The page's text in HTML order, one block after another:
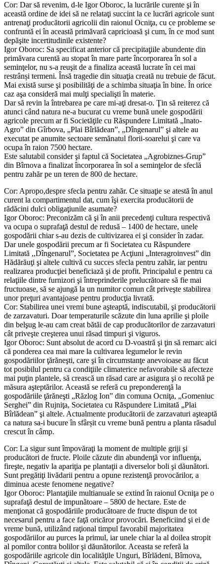
Cor: Dar să revenim, d-le Igor Oboroc, la lucrările curente şi în
această ordine de idei să ne relataţi succint la ce lucrări agricole sunt
antrenaţi producătorii agricolii din raionul Ocniţa, cu ce probleme se
confruntă ei în această primăvară capricioasă şi cum, în ce mod sunt
depăşite incertitudinile existente?
Igor Oboroc: Sa specificat anterior că precipitaţiile abundente din
primăvara curentă au stopat în mare parte încorporarea în sol a
seminţelor, nu s-a reuşit de a finaliza această lucrate în cei mai
restrânși termeni. Însă tragedie din situaţia creată nu trebuie de făcut.
Mai există surse şi posibilităţi de a schimba situaţia în bine. În orice
caz aşa consideră mai mulţi specialişti în materie.
Dar să revin la întrebarea pe care mi-aţi dresat-o. Ţin să reiterez că
atunci când natura ne-a bucurat cu vreme bună unele gospodării
agricole precum ar fi Societăţile cu Răspundere Limitată „Inato-
Agro” din Gîrbova, „Plai Bîrlădean”, „Dîngenarul” şi altele au
executat pe anumite sectoare semănatul florii-soarelui şi care va
ocupa în raion 7500 hectare.
Este salutabil consider şi faptul că Societatea „Agrobiznes-Grup”
din Bîrnova a finalizat încorporarea în sol a seminţelor de sfeclă
pentru zahăr pe un teren de 800 de hectare.
Cor: Apropo,despre sfecla pentru zahăr. Ce situaţie se atestă în anul
curent la compartimentul dat, cum îşi exercita producătorii de
rădăcini dulci obligaţiunile asumate?
Igor Oboroc: Preconizăm că şi în anii precedenţi cultura respectivă
va ocupa o suprafaţă destul de redusă – 1400 de hectare, unele
gospodării chiar s-au dezis de cultivizarea ei şi consider în zadar.
Dar unele gospodării precum ar fi Societatea cu Răspundere
Limitată ,,Dîngenarul”, Societatea pe Acţiuni „Interagroinvest” din
Hădărăuţi şi altele cultivă cu succes sfecla pentru zahăr, iar pentru
realizarea producţiei beneficiază şi de profit. Principalul e pentru ca
relaţiile dintre furnizori şi întreprinderile prelucrătoare să fie mai
fructuoase, să se ajungă la un numitor comun cât priveşte stabilirea
unor preţuri avantajoase pentru producţia livrată.
Cor: Stabilirea unei vremi bune aşteaptă, indiscutabil, şi producătorii
de zarzavaturi. Doar temperaturile scăzute din luna aprilie şi ploile
din belşug le-au cam creat bătăi de cap producătorilor de zarzavaturi
cât priveşte creşterea unui răsad timpuri şi viguros.
Igor Oboroc: Sunt absolut de acord cu D-voastră şi ţin să remarc aici
că ponderea cea mai mare la cultivarea legumelor le revin
gospodăriilor ţărăneşti, care şi în circumstanţe anevoioase au făcut
tot posibilul pentru ca condiţiile climaterice nefavorabile să afecteze
mai puţin plantele, să crească un răsad care ar asigura şi o recoltă pe
măsura aşteptărilor. Această se referă cu preponderenţă la
gospodăriile ţărăneşti „Răzlog Ion” din comuna Ocniţa, „Gomeniuc
Serghei” din Rujniţa, Societatea cu Răspundere Limitată „Plai
Bîrlădean” şi altele. Actualmente producătorii de zarzavaturi aşteaptă
ca natura sa-i bucure în sfârșit cu vreme bună pentru a planta răsadul
crescut în câmp.
Cor: La sigur sunt împovăraţi la moment de multiple griji şi
producători de fructe. Ploile căzute din abundenţă vor influenţa,
fireşte, negativ la apariţia pe plantaţii a diverselor boli şi dăunători.
Sunt pregătiţi livădarii pentru a opune rezistenţă provocărilor, a
diminua aceste fenomene negative?
Igor Oboroc: Plantaţiile multianuale se extind în raionul Ocniţa pe o
suprafaţă destul de impunătoare – 5800 de hectare. Este de
menţionat că gospodăriile producătoare de fructe dispun de tot
necesarul pentru a face faţă oricăror provocări. Beneficiind şi ei de
vreme bună, utilizând raţional timpul favorabil majoritatea
gospodăriilor au purces la primul, iar unele chiar la al doilea stropit
al pomilor contra bolilor şi dăunătorilor. Aceasta se referă la
gospodăriile agricole din localităţile Unguri, Bîrlădeni, Bîrnova,